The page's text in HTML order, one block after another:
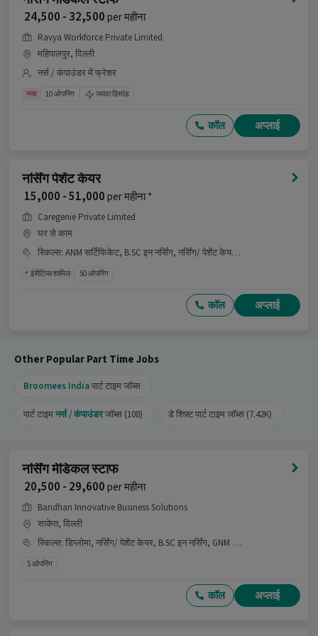
Ans : यह नर्सिंग बेबी केयर job एक अच्छा अवसर है क्योंकि इसमें
₹15,000-₹18,000 प्रति माह सैलरी मिलती है, यह एक Part
Time job है और इसमें 50 openings हैं।
अधिक जानकारी के लिए उम्मीदवार HR को कॉल कर सकते हैं!
₹ 24,500 - 32,500per महीना
Ravya Workforce Private Limited
महिपालपुर, दिल्ली
नर्स / कंपाउंडर में फ्रेशर
नया 10 ओपनिंग ज्यादा डिमांड
कॉल अप्लाई
नर्सिंग पेशेंट केयर
₹ 15,000 - 51,000per महीना *
Caregenie Private Limited
घर से काम
स्किल्स: ANM सर्टिफिकेट, B.SC इन नर्सिंग, नर्सिंग/ पेशेंट केयर, GNM सर्टिफिकेट, डिप्लोमा
इंसेंटिव्स शामिल 50 ओपनिंग
कॉल अप्लाई
Other Popular Part Time Jobs
Broomees Indiaपार्ट टाइम जॉब्स
पार्ट टाइमनर्स / कंपाउंडरजॉब्स (108) डे शिफ़्ट पार्ट टाइम जॉब्स (7.42K)
नर्सिंग मेडिकल स्टाफ
₹ 20,500 - 29,600per महीना
Bandhan Innovative Business Solutions
साकेत, दिल्ली
स्किल्स: डिप्लोमा, नर्सिंग/ पेशेंट केयर, B.SC इन नर्सिंग, GNM सर्टिफिकेट, ANM सर्टिफिकेट
5 ओपनिंग
कॉल अप्लाई